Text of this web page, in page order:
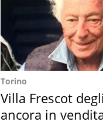
Torino
Villa Frescot
ancora in